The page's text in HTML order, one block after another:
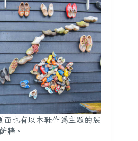
也有以木鞋作為主題的裝
牆。